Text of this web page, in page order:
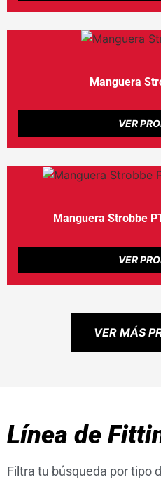
Manguera
VER
Manguera Strobbe
VER
VER MÁS
Línea de
Filtra tu búsqueda por tipo